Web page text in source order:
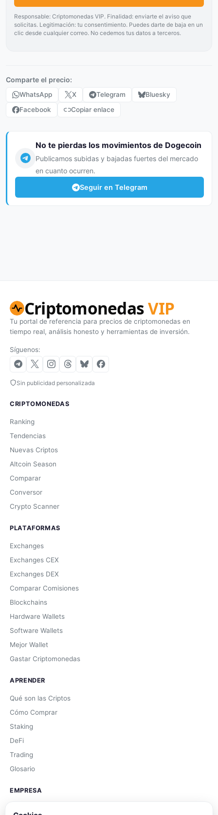
Responsable: Criptomonedas VIP. Finalidad: enviarte el aviso que
solicitas. Legitimación: tu consentimiento. Puedes darte de baja en un
clic desde cualquier correo. No cedemos tus datos a terceros.
Comparte el precio:
WhatsApp X Telegram
Bluesky
Facebook
Copiar enlace
No te pierdas los movimientos de Dogecoin
Publicamos subidas y bajadas fuertes del mercado
en cuanto ocurren.
Seguir en Telegram
CriptomonedasVIP
Tu portal de referencia para precios de criptomonedas en
tiempo real, análisis honesto y herramientas de inversión.
Síguenos:
Sin publicidad personalizada
CRIPTOMONEDAS
Ranking
Tendencias
Nuevas Criptos
Altcoin Season
Comparar
Conversor
Crypto Scanner
PLATAFORMAS
Exchanges
Exchanges CEX
Exchanges DEX
Comparar Comisiones
Blockchains
Hardware Wallets
Software Wallets
Mejor Wallet
Gastar Criptomonedas
APRENDER
Qué son las Criptos
Cómo Comprar
Staking
DeFi
Trading
Glosario
EMPRESA